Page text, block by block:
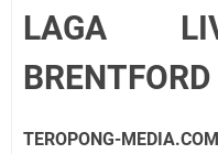
LAGA
BRENTFORD
TEROPONG-